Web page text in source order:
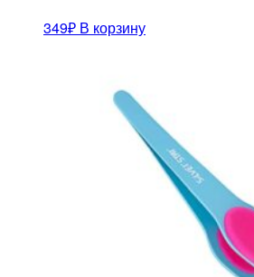
349₽ В корзину